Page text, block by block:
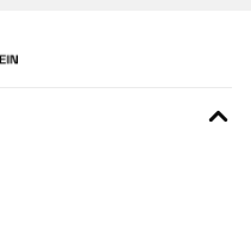
e bello da vedere. Preso in